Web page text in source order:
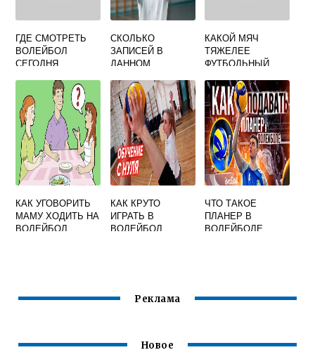
ГДЕ СМОТРЕТЬ
ВОЛЕЙБОЛ
СЕГОДНЯ
РОССИЯ
СКОЛЬКО
ЗАПИСЕЙ В
ДАННОМ
УДОВЛЕТВОРЯЮТ
УСЛОВИЮ ПОЛ
МУЖ ИЛИ РОСТ
185 И СПОРТ
ВОЛЕЙБОЛ
КАКОЙ МЯЧ
ТЯЖЕЛЕЕ
ФУТБОЛЬНЫЙ
ВОЛЕЙБОЛЬНЫЙ
КАК УГОВОРИТЬ
МАМУ ХОДИТЬ НА
ВОЛЕЙБОЛ
КАК КРУТО
ИГРАТЬ В
ВОЛЕЙБОЛ
ЧТО ТАКОЕ
ПЛАНЕР В
ВОЛЕЙБОЛЕ
Реклама
Новое